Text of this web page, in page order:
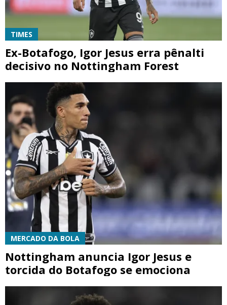
TIMES
Ex-Botafogo, Igor Jesus erra pênalti
decisivo no Nottingham Forest
MERCADO DA BOLA
Nottingham anuncia Igor Jesus e
torcida do Botafogo se emociona